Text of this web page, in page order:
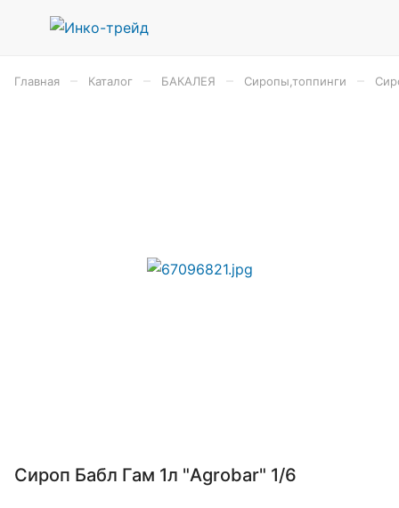
Главная Каталог БАКАЛЕЯ Сиропы,топпинги
Сироп Бабл Гам 1л "Agrobar" 1/6